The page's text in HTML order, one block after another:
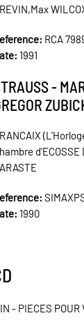
RCA
1991
-
1990
- PIECES POUR